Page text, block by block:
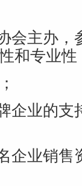
会主办，
和专业性
企业的
企业销售